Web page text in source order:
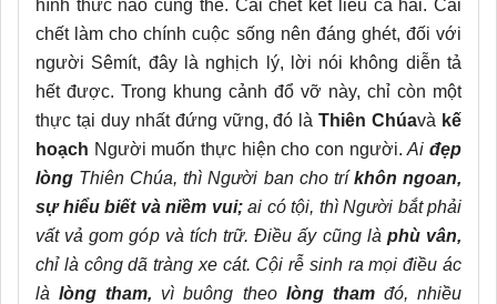
hình thức nào cũng thế. Cái chết kết liễu cả hai. Cái
chết làm cho chính cuộc sống nên đáng ghét, đối với
người Sêmít, đây là nghịch lý, lời nói không diễn tả
hết được. Trong khung cảnh đổ vỡ này, chỉ còn một
thực tại duy nhất đứng vững, đó làThiên Chúavà kế
hoạch Người muốn thực hiện cho con người.Aiđẹp
lòng Thiên Chúa, thì Người ban cho trí khôn ngoan,
sự hiểu biết và niềm vui;ai có tội, thì Người bắt phải
vất vả gom góp và tích trữ. Điều ấy cũng là phù vân,
chỉ là công dã tràng xe cát. Cội rễ sinh ra mọi điều ác
làlòng tham, vì buông theo lòng thamđó, nhiều